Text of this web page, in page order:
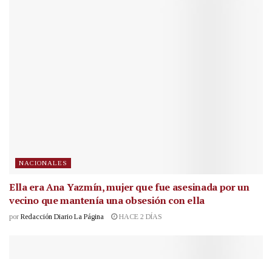
NACIONALES
Ella era Ana Yazmín, mujer que fue asesinada por un
vecino que mantenía una obsesión con ella
por Redacción Diario La Página HACE 2 DÍAS